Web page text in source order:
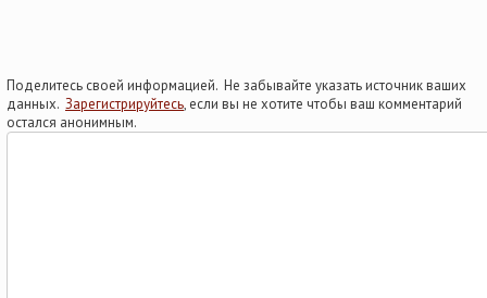
Поделитесь своей информацией. Не забывайте указать источник ваших
данных. Зарегистрируйтесь, если вы не хотите чтобы ваш комментарий
остался анонимным.